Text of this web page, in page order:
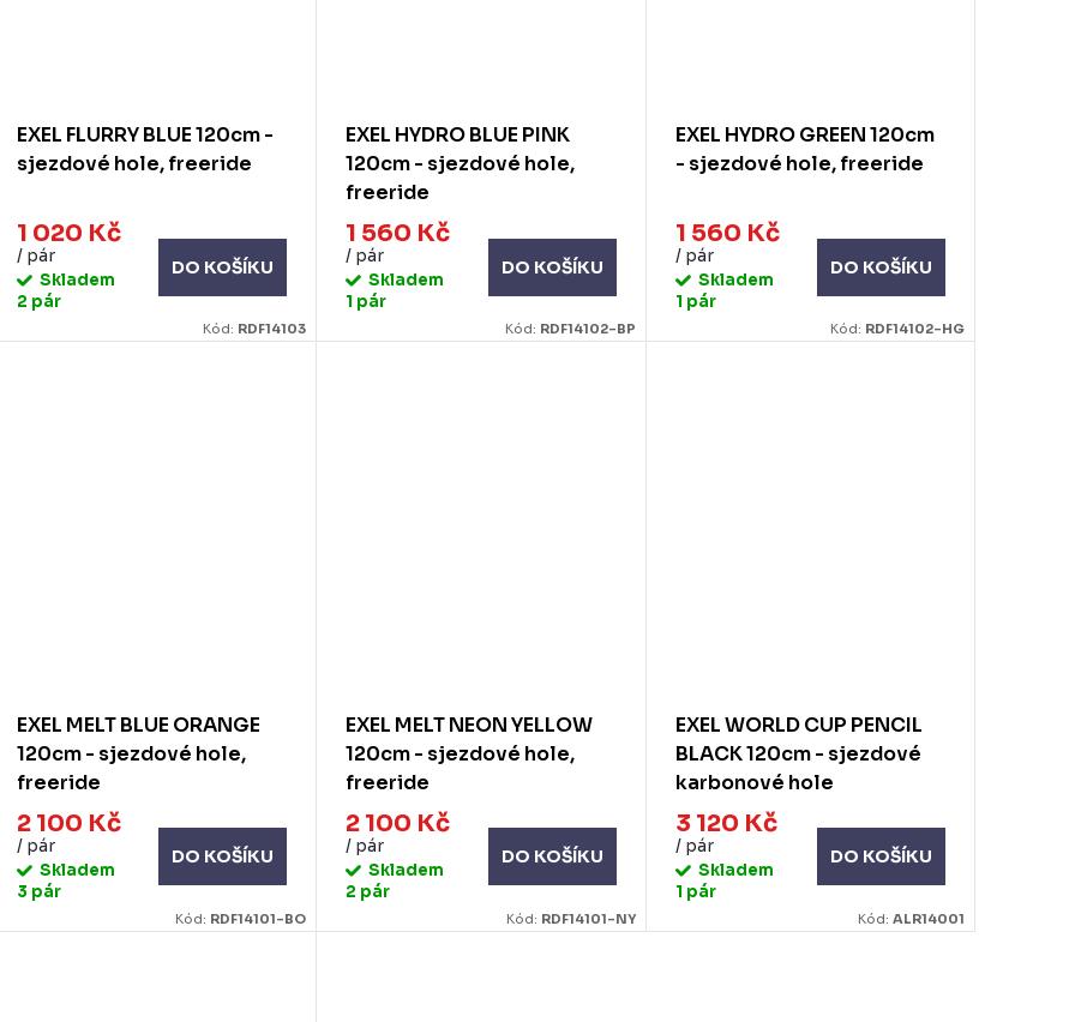
EXEL FLURRY BLUE 120cm -
sjezdové hole, freeride
1 020 Kč
/ pár
Skladem
2 pár
DO KOŠÍKU
Kód: RDF14103
EXEL HYDRO BLUE PINK
120cm - sjezdové hole,
freeride
1 560 Kč
/ pár
Skladem
1 pár
DO KOŠÍKU
Kód: RDF14102-BP
EXEL HYDRO GREEN 120cm
- sjezdové hole, freeride
1 560 Kč
/ pár
Skladem
1 pár
DO KOŠÍKU
Kód: RDF14102-HG
EXEL MELT BLUE ORANGE
120cm - sjezdové hole,
freeride
2 100 Kč
/ pár
Skladem
3 pár
DO KOŠÍKU
Kód: RDF14101-BO
EXEL MELT NEON YELLOW
120cm - sjezdové hole,
freeride
2 100 Kč
/ pár
Skladem
2 pár
DO KOŠÍKU
Kód: RDF14101-NY
EXEL WORLD CUP PENCIL
BLACK 120cm - sjezdové
karbonové hole
3 120 Kč
/ pár
Skladem
1 pár
DO KOŠÍKU
Kód: ALR14001